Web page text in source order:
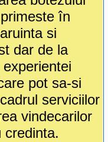
în
si
dar de la
pot sa-si
serviciilor
vindecarilor
credinta.